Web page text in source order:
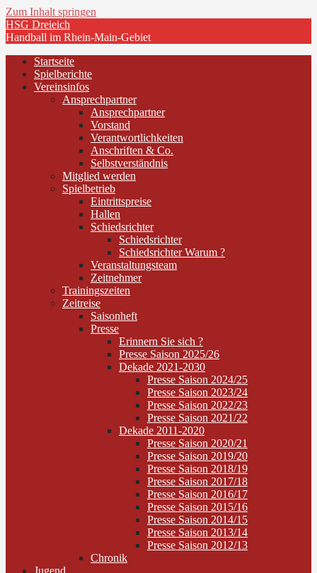
Zum Inhalt springen
HSG Dreieich
Handball im Rhein-Main-Gebiet
Startseite
Spielberichte
Vereinsinfos
Ansprechpartner
Ansprechpartner
Vorstand
Verantwortlichkeiten
Anschriften & Co.
Selbstverständnis
Mitglied werden
Spielbetrieb
Eintrittspreise
Hallen
Schiedsrichter
Schiedsrichter
Schiedsrichter Warum ?
Veranstaltungsteam
Zeitnehmer
Trainingszeiten
Zeitreise
Saisonheft
Presse
Erinnern Sie sich ?
Presse Saison 2025/26
Dekade 2021-2030
Presse Saison 2024/25
Presse Saison 2023/24
Presse Saison 2022/23
Presse Saison 2021/22
Dekade 2011-2020
Presse Saison 2020/21
Presse Saison 2019/20
Presse Saison 2018/19
Presse Saison 2017/18
Presse Saison 2016/17
Presse Saison 2015/16
Presse Saison 2014/15
Presse Saison 2013/14
Presse Saison 2012/13
Chronik
Jugend